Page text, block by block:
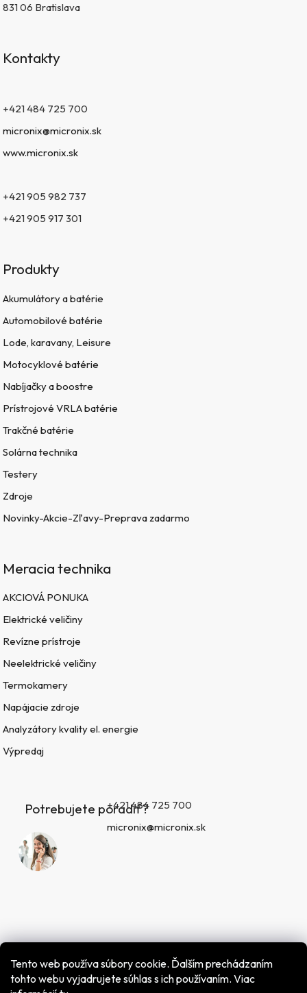
Tento web používa súbory cookie. Ďalším prechádzaním
tohto webu vyjadrujete súhlas s ich používaním. Viac
831 06 Bratislava
Kontakty
+421 484 725 700
micronix@micronix.sk
www.micronix.sk
+421 905 982 737
+421 905 917 301
Produkty
Akumulátory a batérie
Automobilové batérie
Lode, karavany, Leisure
Motocyklové batérie
Nabíjačky a boostre
Prístrojové VRLA batérie
Trakčné batérie
Solárna technika
Testery
Zdroje
Novinky-Akcie-Zľavy-Preprava zadarmo
Meracia technika
AKCIOVÁ PONUKA
Elektrické veličiny
Revízne prístroje
Neelektrické veličiny
Termokamery
Napájacie zdroje
Analyzátory kvality el. energie
Výpredaj
Potrebujete poradiť?+421 484 725 700
micronix@micronix.sk